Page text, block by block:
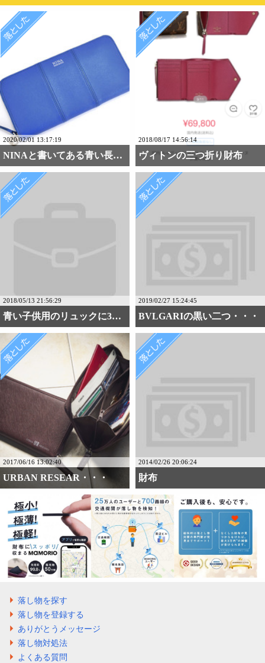
2020/02/01 13:17:19
NINAと書いてある青い長財布
2018/08/17 14:56:14
ヴィトンの三つ折り財布
2018/05/13 21:56:29
青い子供用のリュックに3・・・
2019/02/27 15:24:45
BVLGARIの黒い二つ・・・
2017/06/16 13:02:40
URBAN RESEAR・・・
2014/02/26 20:06:24
財布
落し物を探す
落し物を登録する
ありがとうメッセージ
落し物対処法
よくある質問